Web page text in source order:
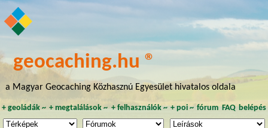
geocaching.hu ®
a Magyar Geocaching Közhasznú Egyesület hivatalos oldala
+ geoládák~ +megtalálások ~ + felhasználók~ + poi~ fórum FAQ belépés